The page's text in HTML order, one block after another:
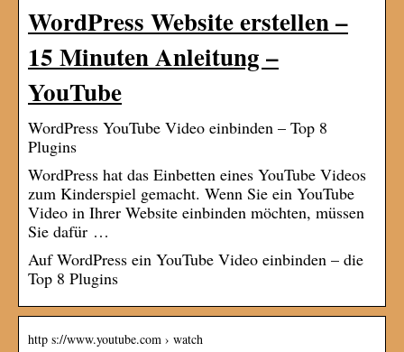
WordPress Website erstellen –
15 Minuten Anleitung –
YouTube
WordPress YouTube Video einbinden – Top 8
Plugins
WordPress hat das Einbetten eines YouTube Videos
zum Kinderspiel gemacht. Wenn Sie ein YouTube
Video in Ihrer Website einbinden möchten, müssen
Sie dafür …
Auf WordPress ein YouTube Video einbinden – die
Top 8 Plugins
http s://www.youtube.com › watch